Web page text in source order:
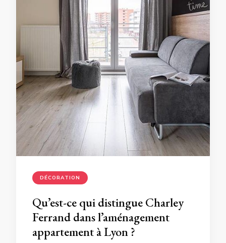
DÉCORATION
Qu’est-ce qui distingue Charley
Ferrand dans l’aménagement
appartement à Lyon ?